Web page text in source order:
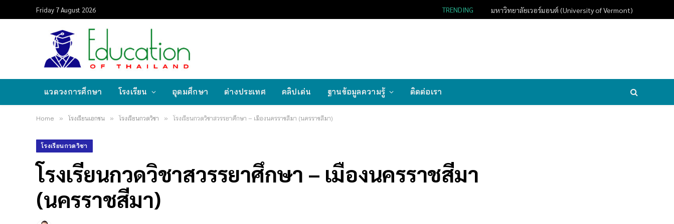
Friday 7 August 2026 TRENDING มหาวิทยาลัยเวอร์มอนต์ (University of Vermont)
แวดวงการศึกษา โรงเรียน อุดมศึกษา ต่างประเทศ คลิปเด่น ฐานข้อมูลความรู้ ติดต่อเรา
Home » โรงเรียนเอกชน » โรงเรียนกวดวิชา » โรงเรียนกวดวิชาสวรรยาศึกษา – เมืองนครราชสีมา (นครราชสีมา)
โรงเรียนกวดวิชา
โรงเรียนกวดวิชาสวรรยาศึกษา – เมืองนครราชสีมา
(นครราชสีมา)